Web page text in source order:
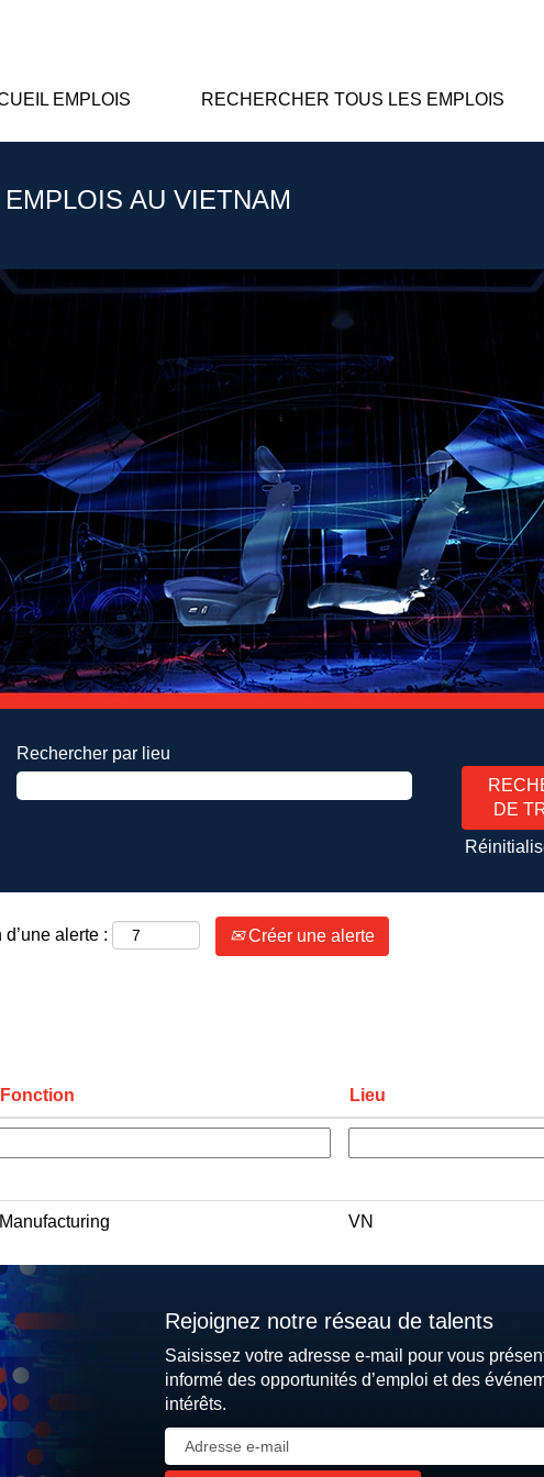
EMPLOIS RECHERCHER TOUS LES EMPLOIS
EMPLOIS AU VIETNAM
Rechercher par lieu
alerte : Créer une alerte
Fonction Lieu
Manufacturing VN
Rejoignez notre réseau de talents
Saisissez votre adresse e-mail pour vous
informé des opportunités d’emploi et des
intérêts.